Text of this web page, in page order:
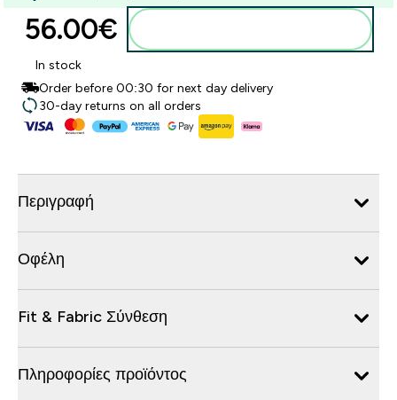
56.00€‎
In stock
Order before 00:30 for next day delivery
30-day returns on all orders
Περιγραφή
Οφέλη
Fit & Fabric Σύνθεση
Πληροφορίες προϊόντος